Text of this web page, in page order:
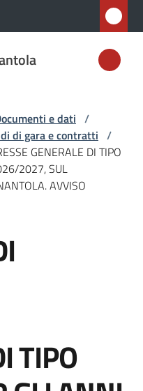
e dati /
di gara e contratti /
GENERALE DI TIPO
2027, SUL
AVVISO
TIPO